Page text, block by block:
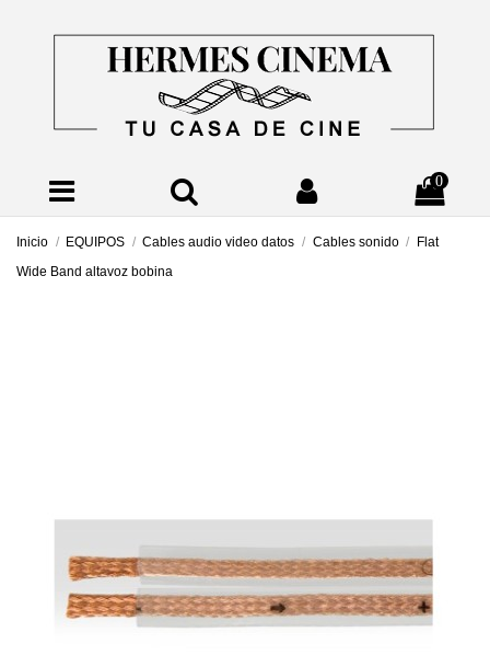
0
Inicio EQUIPOS Cables audio video datos Cables sonido
Flat
Wide Band altavoz bobina